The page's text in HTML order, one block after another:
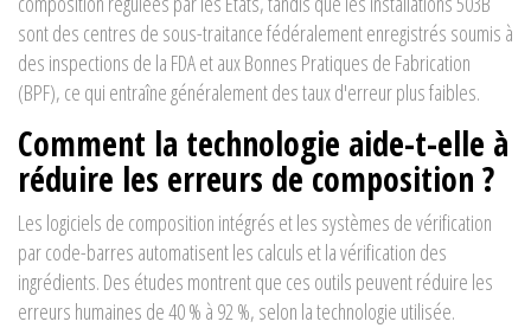
sont des centres de sous-traitance fédéralement enregistrés soumis à
des inspections de la FDA et aux Bonnes Pratiques de Fabrication
(BPF), ce qui entraîne généralement des taux d'erreur plus faibles.
Comment la technologie aide-t-elle à
réduire les erreurs de composition ?
Les logiciels de composition intégrés et les systèmes de vérification
par code-barres automatisent les calculs et la vérification des
ingrédients. Des études montrent que ces outils peuvent réduire les
erreurs humaines de 40 % à 92 %, selon la technologie utilisée.